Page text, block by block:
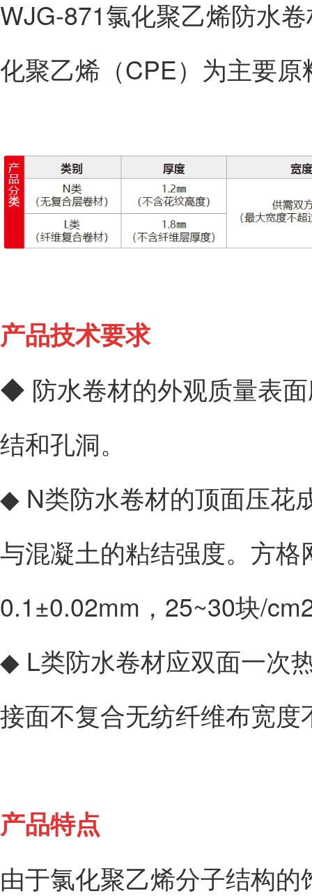
WJG-871氯化聚乙烯防水
化聚乙烯（CPE）为主要
产品技术要求
◆ 防水卷材的外观质量表
结和孔洞。
◆ N类防水卷材的顶面压花
与混凝土的粘结强度。方
0.1±0.02mm，25~30块/
◆ L类防水卷材应双面一次
接面不复合无纺纤维布宽度
产品特点
由于氯化聚乙烯分子结构